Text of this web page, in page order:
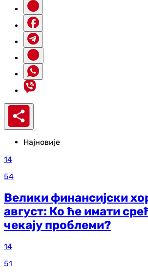
Најновије
14
54
Велики финансијски
август: Ко ће имати
чекају проблеми?
14
51